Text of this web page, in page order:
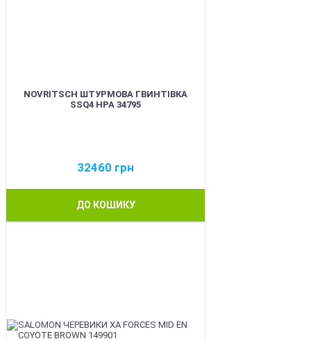
NOVRITSCH ШТУРМОВА ГВИНТІВКА
SSQ4 HPA 34795
32460 грн
ДО КОШИКУ